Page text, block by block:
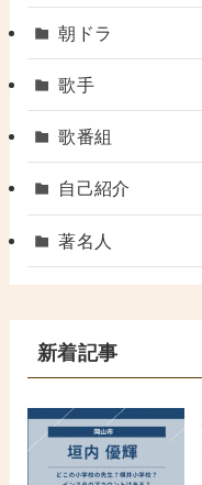
朝ドラ
歌手
歌番組
自己紹介
著名人
新着記事